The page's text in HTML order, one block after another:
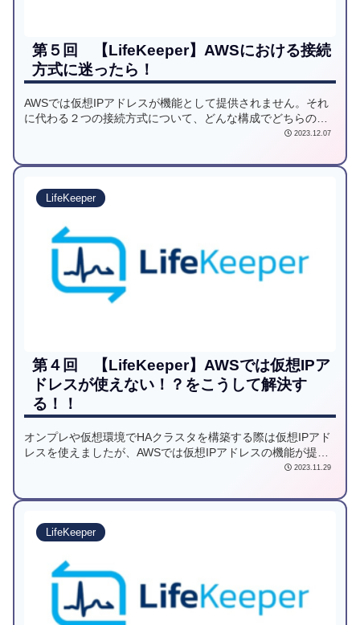
第５回 【LifeKeeper】AWSにおける接続
方式に迷ったら！
AWSでは仮想IPアドレスが機能として提供されません。それ
に代わる２つの接続方式について、どんな構成でどちらの接
2023.12.07
LifeKeeper
第４回 【LifeKeeper】AWSでは仮想IPア
ドレスが使えない！？をこうして解決す
る！！
オンプレや仮想環境でHAクラスタを構築する際は仮想IPアド
レスを使えましたが、AWSでは仮想IPアドレスの機能が提供
されません。この課題をLifeKeeperがどのように解決してい
2023.11.29
LifeKeeper